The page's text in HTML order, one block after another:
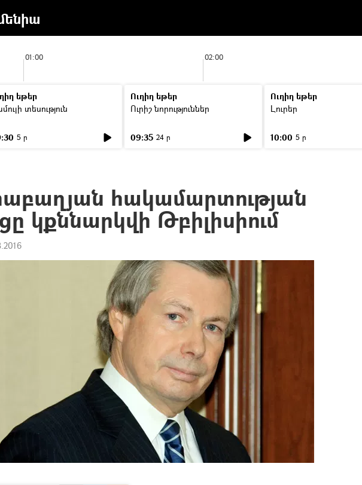
01:00 02:00
եթեր
տեսություն
5 ր
Ուղիղ եթեր
Ուրիշ նորություններ
09:35 24 ր
Ուղիղ եթեր
Լուրեր
10:00 5 ր
հակամարտության
կքննարկվի Թբիլիսիում